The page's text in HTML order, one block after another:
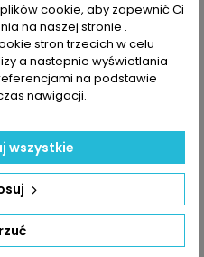
SCALA CADDY GOLF POLO
82KM - 116KM
MARKA: Audi | Seat | Skoda |
| Arona | Ateca | Ibiza | Leon |
| Rapid | Scala | Caddy |Golf |
CHZA | CHZB | CHZC | CHZD |
| DKJA | DKLA | DKLB | DKLC |
| DKRE | DKRF...
zł
koszyka
cookie, aby zapewnić Ci
na naszej stronie .
stron trzecich w celu
a nastepnie wyświetlania
na podstawie
nawigacji.
wszystkie